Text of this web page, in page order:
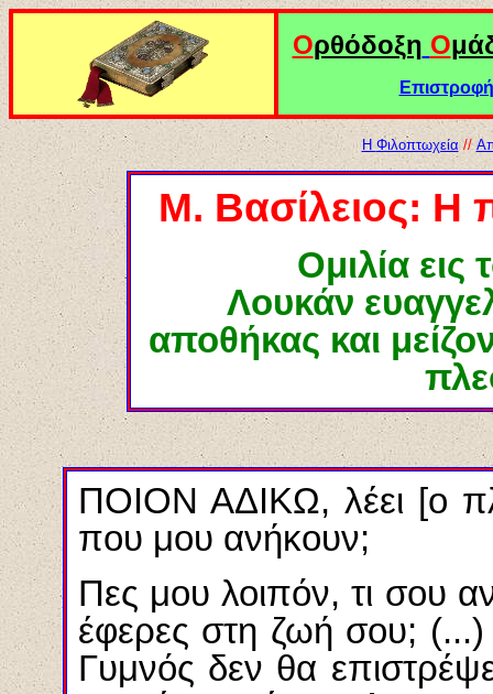
Ορθόδοξη Ο
Η Φιλοπτωχεία //
Μ. Βασίλειος: Η
Ομιλία εις
Λουκάν
αποθήκας και
ΠΟΙΟΝ ΑΔΙΚΩ, λέει [ο
που μου ανήκουν;
Πες μου λοιπόν, τι σου
έφερες στη ζωή σου;
Γυμνός δεν θα